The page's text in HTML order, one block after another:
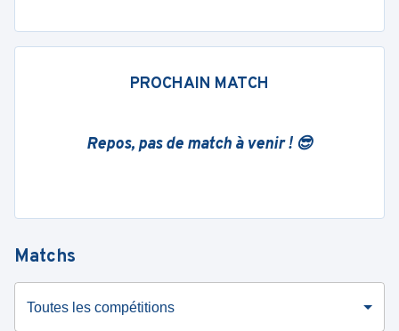
PROCHAIN MATCH
Repos, pas de match à venir ! 😎
Matchs
Toutes les compétitions